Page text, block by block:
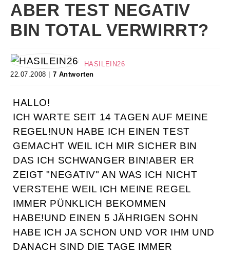
ABER TEST NEGATIV
BIN TOTAL VERWIRRT?
HASILEIN26
22.07.2008 | 7 Antworten
HALLO!
ICH WARTE SEIT 14 TAGEN AUF MEINE
REGEL!NUN HABE ICH EINEN TEST
GEMACHT WEIL ICH MIR SICHER BIN
DAS ICH SCHWANGER BIN!ABER ER
ZEIGT "NEGATIV" AN WAS ICH NICHT
VERSTEHE WEIL ICH MEINE REGEL
IMMER PÜNKLICH BEKOMMEN
HABE!UND EINEN 5 JÄHRIGEN SOHN
HABE ICH JA SCHON UND VOR IHM UND
DANACH SIND DIE TAGE IMMER